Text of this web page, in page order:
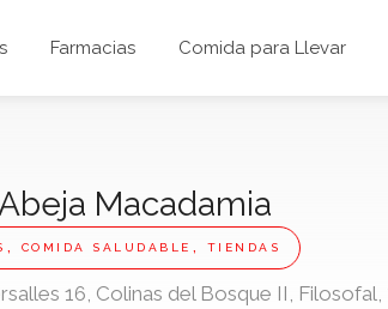
Farmacias Comida para Llevar
Macadamia
, COMIDA SALUDABLE , TIENDAS
16, Colinas del Bosque II,